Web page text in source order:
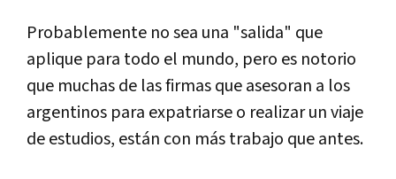
Probablemente no sea una "salida" que
aplique para todo el mundo, pero es notorio
que muchas de las firmas que asesoran a los
argentinos para expatriarse o realizar un viaje
de estudios, están con más trabajo que antes.